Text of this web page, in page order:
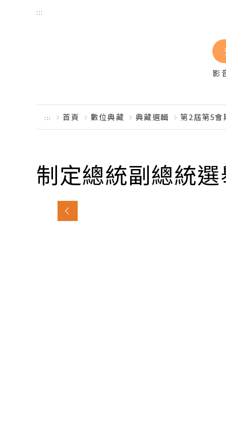
跳到主要內容區塊
:::
影
::: 首頁 數位典藏 典藏選輯 第2屆第5
制定總統副總統